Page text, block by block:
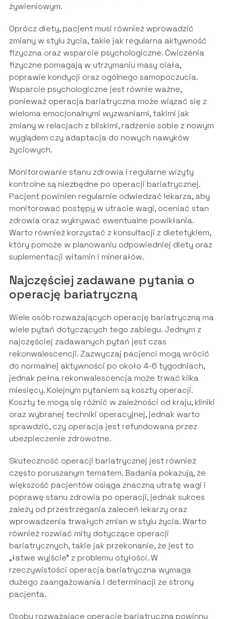
żywieniowym.
Oprócz diety, pacjent musi również wprowadzić
zmiany w stylu życia, takie jak regularna aktywność
fizyczna oraz wsparcie psychologiczne. Ćwiczenia
fizyczne pomagają w utrzymaniu masy ciała,
poprawie kondycji oraz ogólnego samopoczucia.
Wsparcie psychologiczne jest równie ważne,
ponieważ operacja bariatryczna może wiązać się z
wieloma emocjonalnymi wyzwaniami, takimi jak
zmiany w relacjach z bliskimi, radzenie sobie z nowym
wyglądem czy adaptacja do nowych nawyków
życiowych.
Monitorowanie stanu zdrowia i regularne wizyty
kontrolne są niezbędne po operacji bariatrycznej.
Pacjent powinien regularnie odwiedzać lekarza, aby
monitorować postępy w utracie wagi, oceniać stan
zdrowia oraz wykrywać ewentualne powikłania.
Warto również korzystać z konsultacji z dietetykiem,
który pomoże w planowaniu odpowiedniej diety oraz
suplementacji witamin i minerałów.
Najczęściej zadawane pytania o
operację bariatryczną
Wiele osób rozważających operację bariatryczną ma
wiele pytań dotyczących tego zabiegu. Jednym z
najczęściej zadawanych pytań jest czas
rekonwalescencji. Zazwyczaj pacjenci mogą wrócić
do normalnej aktywności po około 4-6 tygodniach,
jednak pełna rekonwalescencja może trwać kilka
miesięcy. Kolejnym pytaniem są koszty operacji.
Koszty te mogą się różnić w zależności od kraju, kliniki
oraz wybranej techniki operacyjnej, jednak warto
sprawdzić, czy operacja jest refundowana przez
ubezpieczenie zdrowotne.
Skuteczność operacji bariatrycznej jest również
często poruszanym tematem. Badania pokazują, że
większość pacjentów osiąga znaczną utratę wagi i
poprawę stanu zdrowia po operacji, jednak sukces
zależy od przestrzegania zaleceń lekarzy oraz
wprowadzenia trwałych zmian w stylu życia. Warto
również rozwiać mity dotyczące operacji
bariatrycznych, takie jak przekonanie, że jest to
„łatwe wyjście” z problemu otyłości. W
rzeczywistości operacja bariatryczna wymaga
dużego zaangażowania i determinacji ze strony
pacjenta.
Osoby rozważające operację bariatryczną powinny